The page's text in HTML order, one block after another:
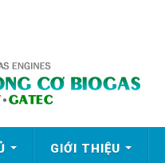
GIỚI THIỆU